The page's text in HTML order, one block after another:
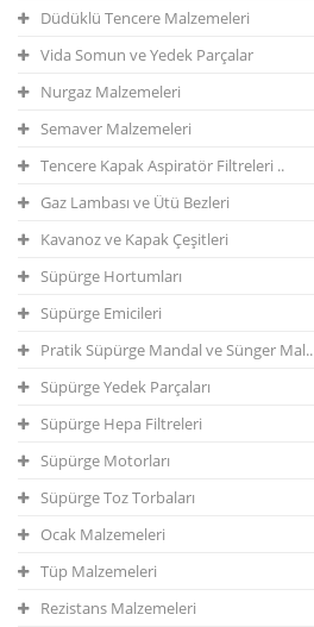
Düdüklü Tencere Malzemeleri
Vida Somun ve Yedek Parçalar
Nurgaz Malzemeleri
Semaver Malzemeleri
Tencere Kapak Aspiratör Filtreleri ..
Gaz Lambası ve Ütü Bezleri
Kavanoz ve Kapak Çeşitleri
Süpürge Hortumları
Süpürge Emicileri
Pratik Süpürge Mandal ve Sünger Mal..
Süpürge Yedek Parçaları
Süpürge Hepa Filtreleri
Süpürge Motorları
Süpürge Toz Torbaları
Ocak Malzemeleri
Tüp Malzemeleri
Rezistans Malzemeleri